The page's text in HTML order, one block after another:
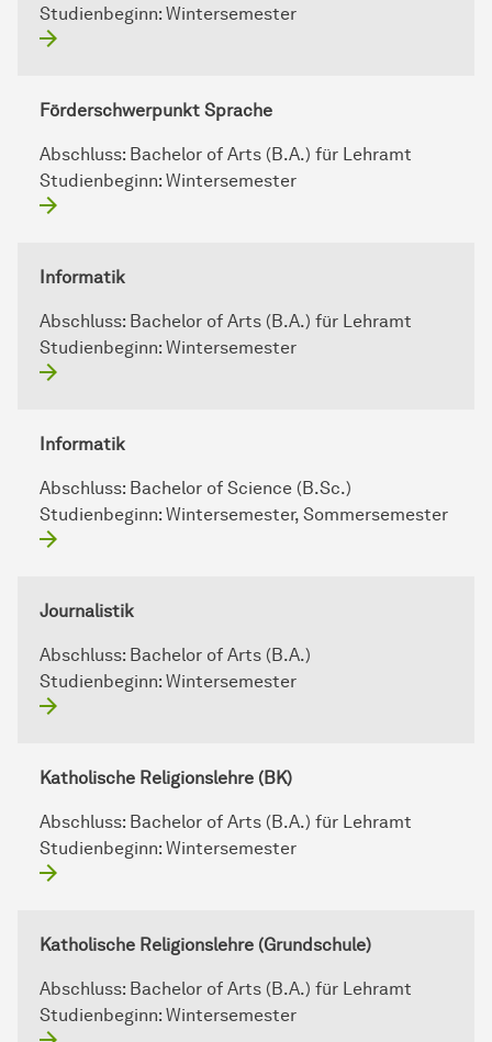
Studienbeginn: Wintersemester
Förderschwerpunkt Sprache
Abschluss: Bachelor of Arts (B.A.) für Lehramt
Studienbeginn: Wintersemester
Informatik
Abschluss: Bachelor of Arts (B.A.) für Lehramt
Studienbeginn: Wintersemester
Informatik
Abschluss: Bachelor of Science (B.Sc.)
Studienbeginn: Wintersemester, Sommersemester
Journalistik
Abschluss: Bachelor of Arts (B.A.)
Studienbeginn: Wintersemester
Katholische Religionslehre (BK)
Abschluss: Bachelor of Arts (B.A.) für Lehramt
Studienbeginn: Wintersemester
Katholische Religionslehre (Grundschule)
Abschluss: Bachelor of Arts (B.A.) für Lehramt
Studienbeginn: Wintersemester